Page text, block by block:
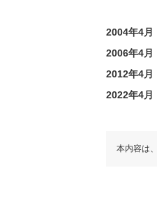
2004年4月
2006年4月
2012年4月
2022年4月
本内容は